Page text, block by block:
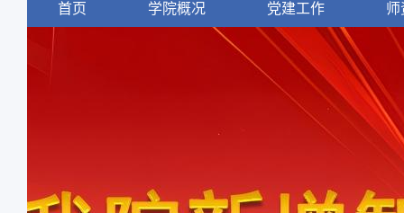
首页 学院概况 党建工作